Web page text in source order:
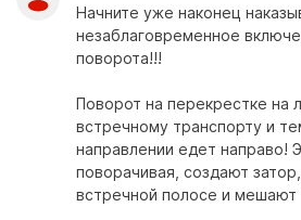
Начните уже наконец
незаблаговременное
поворота!!!
Поворот на перекрестке на
встречному транспорту и
направлении едет направо!
поворачивая, создают
встречной полосе и